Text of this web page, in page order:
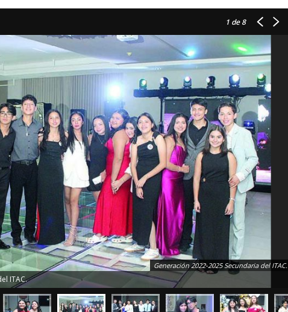
1 de 8
Generación 2022-2025 Secundaria del ITAC.
ITAC.